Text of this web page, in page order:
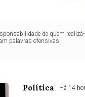
de quem
palavras ofensivas.
Política Há 14